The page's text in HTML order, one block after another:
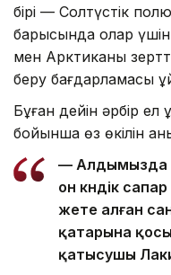
бірі — Солтүстік
барысында олар
мен Арктиканы
беру бағдарламасы
Бұған дейін әрбір ел
бойынша өз өкілін
— Алдымызда
он күндік
жете алған
қатарына
қатысушы